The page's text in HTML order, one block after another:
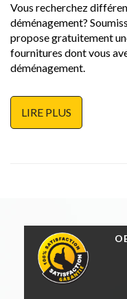
Vous recherchez
déménagement?
propose gratuitement
fournitures dont vous
déménagement.
LIRE PLUS